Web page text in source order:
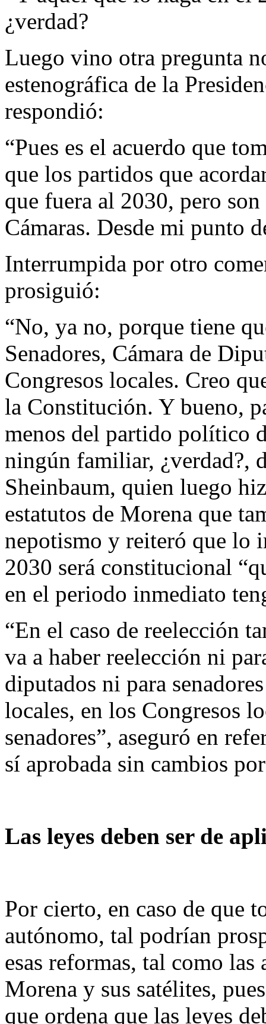
¿verdad?
Luego vino otra pregunta
estenográfica de la
respondió:
“Pues es el acuerdo que
que los partidos que
que fuera al 2030, pero
Cámaras. Desde mi punto
Interrumpida por otro
prosiguió:
“No, ya no, porque tiene
Senadores, Cámara de
Congresos locales. Creo
la Constitución. Y bueno,
menos del partido político
ningún familiar, ¿verdad?,
Sheinbaum, quien luego
estatutos de Morena que
nepotismo y reiteró que lo
2030 será constitucional
en el periodo inmediato
“En el caso de reelección
va a haber reelección ni
diputados ni para
locales, en los Congresos
senadores”, aseguró en
sí aprobada sin cambios
Las leyes deben ser de
Por cierto, en caso de que
autónomo, tal podrían
esas reformas, tal como las
Morena y sus satélites,
que ordena que las leyes